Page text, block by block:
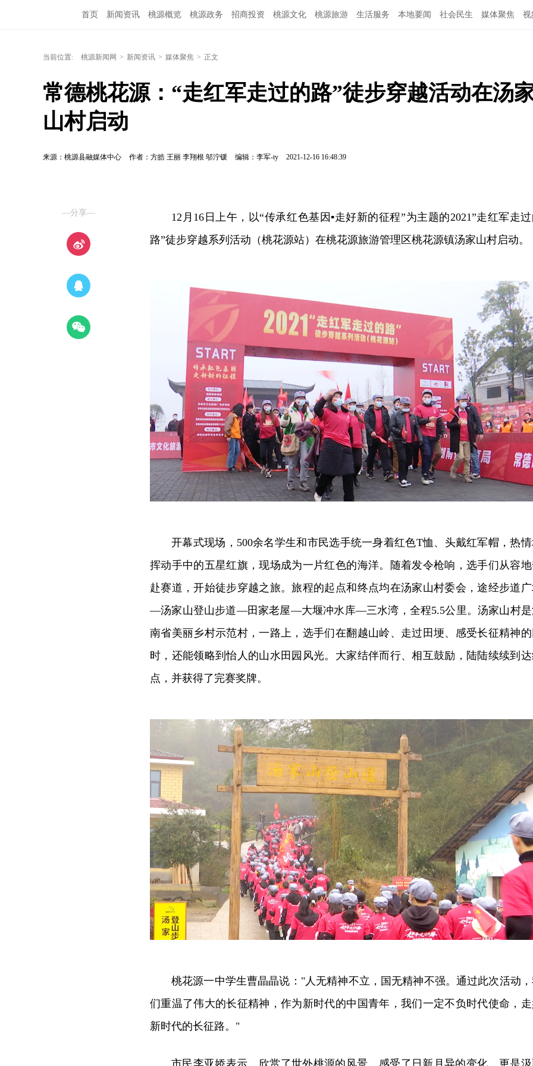
首页 新闻资讯 桃源概览 桃源政务 招商投资 桃源文化 桃源旅游 生活服务 本地要闻 社会民生 媒体聚焦 视
当前位置: 桃源新闻网 > 新闻资讯 > 媒体聚焦 > 正文
常德桃花源：“走红军走过的路”徒步穿越活动在汤
山村启动
来源：桃源县融媒体中心 作者：方皓 王丽 李翔根 邬泞锾 编辑：李军-ty 2021-12-16 16:48:39
—分享—
12月16日上午，以“传承红色基因▪走好新的征程”为主题的2021”走红军走
路”徒步穿越系列活动（桃花源站）在桃花源旅游管理区桃花源镇汤家山村启动。
开幕式现场，500余名学生和市民选手统一身着红色T恤、头戴红军帽，热
挥动手中的五星红旗，现场成为一片红色的海洋。随着发令枪响，选手们从容
赴赛道，开始徒步穿越之旅。旅程的起点和终点均在汤家山村委会，途经步道
—汤家山登山步道—田家老屋—大堰冲水库—三水湾，全程5.5公里。汤家山村
南省美丽乡村示范村，一路上，选手们在翻越山岭、走过田埂、感受长征精神
时，还能领略到怡人的山水田园风光。大家结伴而行、相互鼓励，陆陆续续到
点，并获得了完赛奖牌。
桃花源一中学生曹晶晶说："人无精神不立，国无精神不强。通过此次活动
们重温了伟大的长征精神，作为新时代的中国青年，我们一定不负时代使命，
新时代的长征路。"
市民李亚娇表示，欣赏了世外桃源的风景，感受了日新月异的变化，更是